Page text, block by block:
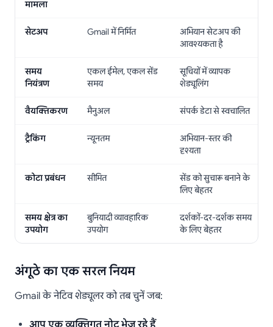
मामला
सेटअप Gmail में निर्मित
अभियान सेटअप की
आवश्यकता है
समय
नियंत्रण
एकल ईमेल, एकल सेंड
समय
सूचियों में व्यापक
शेड्यूलिंग
वैयक्तिकरण मैनुअल संपर्क डेटा से स्वचालित
ट्रैकिंग न्यूनतम
अभियान-स्तर की
दृश्यता
कोटा प्रबंधन सीमित
सेंड को सुचारू बनाने के
लिए बेहतर
समय क्षेत्र का
उपयोग
बुनियादी व्यावहारिक
उपयोग
दर्शकों-दर-दर्शक समय
के लिए बेहतर
अंगूठे का एक सरल नियम
Gmail के नेटिव शेड्यूलर को तब चुनें जब:
आप एक व्यक्तिगत नोट भेज रहे हैं